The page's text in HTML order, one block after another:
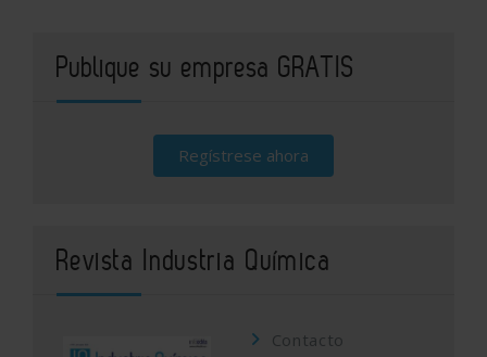
Publique su empresa GRATIS
Regístrese ahora
Revista Industria Química
Contacto